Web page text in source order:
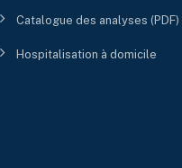
Catalogue des analyses (PDF)
Hospitalisation à domicile